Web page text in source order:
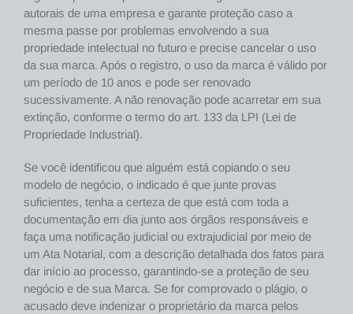
autorais de uma empresa e garante proteção caso a
mesma passe por problemas envolvendo a sua
propriedade intelectual no futuro e precise cancelar o uso
da sua marca. Após o registro, o uso da marca é válido por
um período de 10 anos e pode ser renovado
sucessivamente. A não renovação pode acarretar em sua
extinção, conforme o termo do art. 133 da LPI (Lei de
Propriedade Industrial).
Se você identificou que alguém está copiando o seu
modelo de negócio, o indicado é que junte provas
suficientes, tenha a certeza de que está com toda a
documentação em dia junto aos órgãos responsáveis e
faça uma notificação judicial ou extrajudicial por meio de
um Ata Notarial, com a descrição detalhada dos fatos para
dar início ao processo, garantindo-se a proteção de seu
negócio e de sua Marca. Se for comprovado o plágio, o
acusado deve indenizar o proprietário da marca pelos